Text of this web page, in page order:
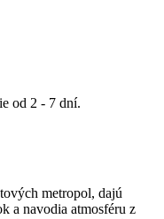
od 2 - 7 dní.
metropol, dajú
a navodia atmosféru z